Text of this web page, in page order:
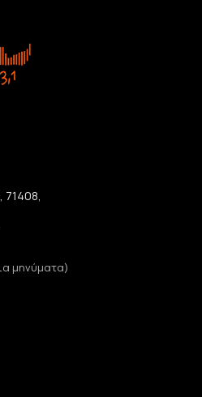
71408,
μηνύματα)